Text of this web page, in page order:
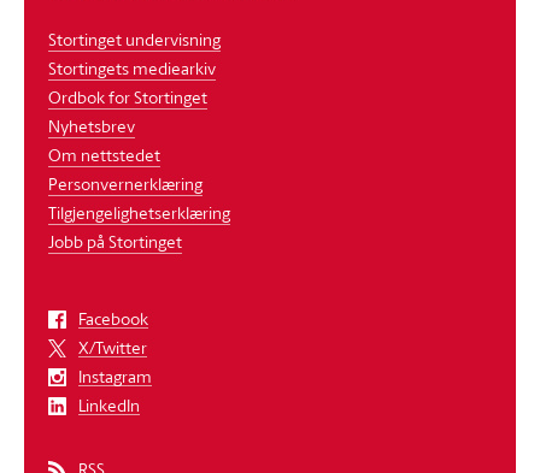
Stortinget undervisning
Stortingets mediearkiv
Ordbok for Stortinget
Nyhetsbrev
Om nettstedet
Personvernerklæring
Tilgjengelighetserklæring
Jobb på Stortinget
Facebook
X/Twitter
Instagram
LinkedIn